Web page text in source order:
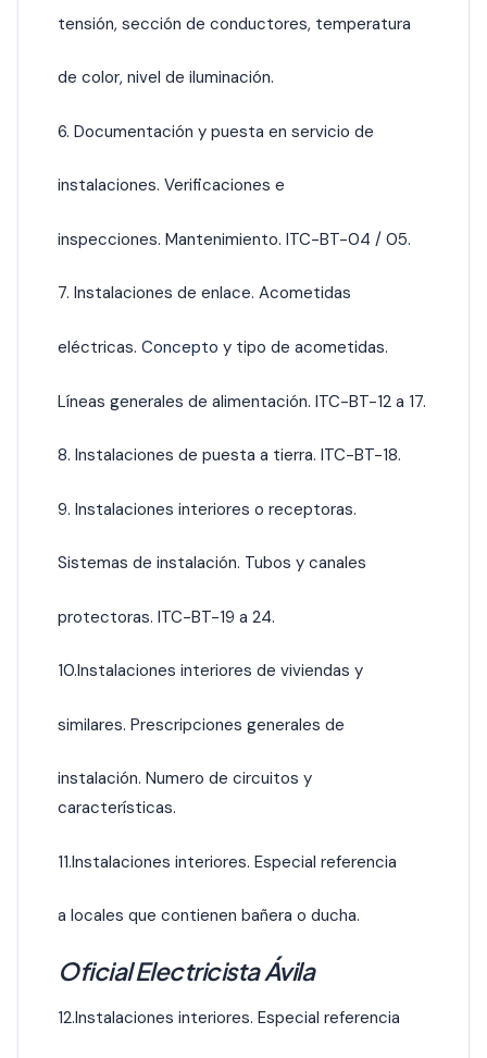
tensión, sección de conductores, temperatura
de color, nivel de iluminación.
6. Documentación y puesta en servicio de
instalaciones. Verificaciones e
inspecciones. Mantenimiento. ITC-BT-04 / 05.
7. Instalaciones de enlace. Acometidas
eléctricas. Concepto y tipo de acometidas.
Líneas generales de alimentación. ITC-BT-12 a 17.
8. Instalaciones de puesta a tierra. ITC-BT-18.
9. Instalaciones interiores o receptoras.
Sistemas de instalación. Tubos y canales
protectoras. ITC-BT-19 a 24.
10.Instalaciones interiores de viviendas y
similares. Prescripciones generales de
instalación. Numero de circuitos y
características.
11.Instalaciones interiores. Especial referencia
a locales que contienen bañera o ducha.
Oficial Electricista Ávila
12.Instalaciones interiores. Especial referencia